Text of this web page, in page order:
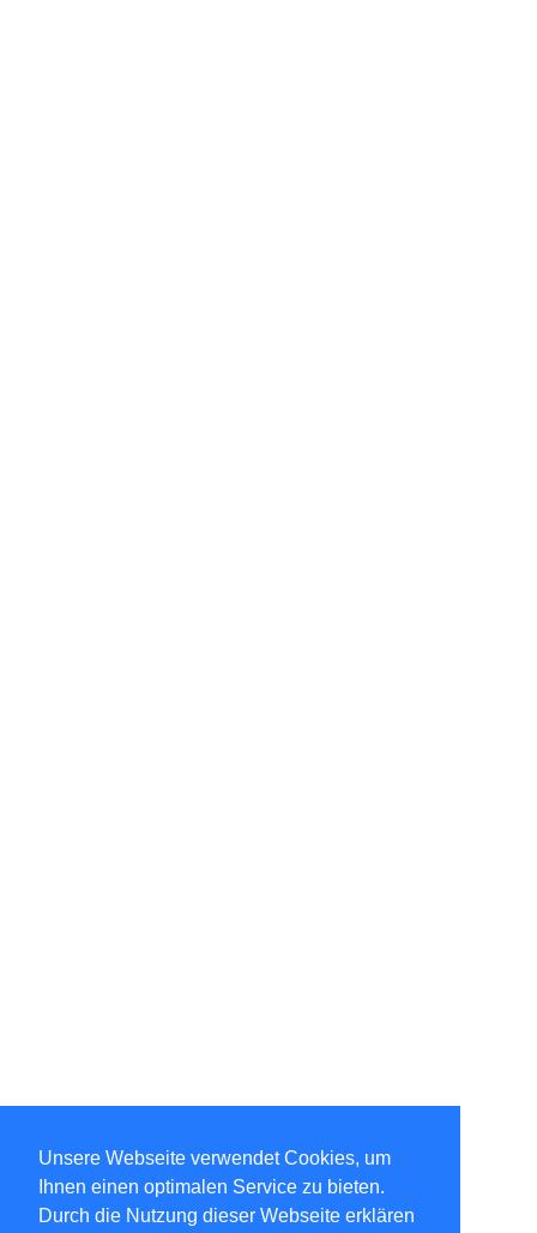
Unsere Webseite verwendet Cookies, um
Ihnen einen optimalen Service zu bieten.
Durch die Nutzung dieser Webseite erklären